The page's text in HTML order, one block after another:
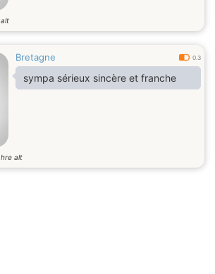
Bretagne 0.3
sympa sérieux sincère et franche
alt